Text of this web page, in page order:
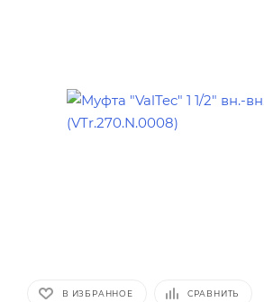
В ИЗБРАННОЕ СРАВНИТЬ